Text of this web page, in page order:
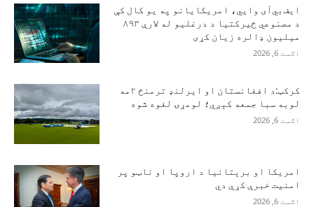
ایف‌بي‌آی وايي، امریکایانو په یو کال کې
د مصنوعي ځیرکتیا د درغلیو له لارې ۸۹۳
میلیون ډالره زیان کړی
اګست 6, 2026
کرکټ:د افغانستان او ایرلنډ ترمنځ ۲مه
لوبه سبا جمعه کېږي؛ لومړۍ لغوه شوه
اګست 6, 2026
امریکا او برېتانیا د اروپا او ناټو پر
امنیت خبرې کړې دي
اګست 6, 2026